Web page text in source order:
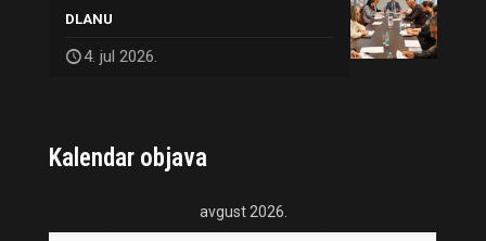
DLANU
4. jul 2026.
Kalendar objava
avgust 2026.